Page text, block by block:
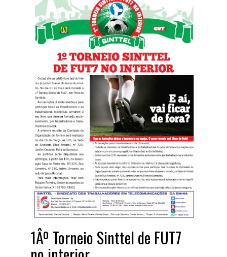
1Âº Torneio Sinttel de FUT7